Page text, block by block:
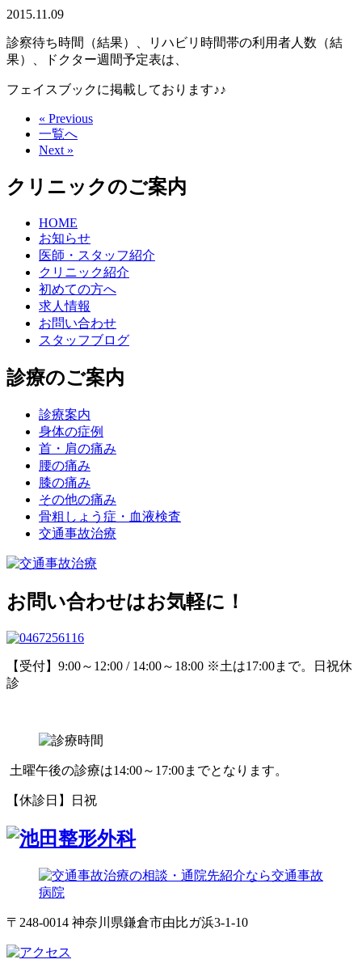
2015.11.09
診察待ち時間（結果）、リハビリ時間帯の利用者人数（結
果）、ドクター週間予定表は、
フェイスブックに掲載しております♪♪
« Previous
一覧へ
Next »
クリニックのご案内
HOME
お知らせ
医師・スタッフ紹介
クリニック紹介
初めての方へ
求人情報
お問い合わせ
スタッフブログ
診療のご案内
診療案内
身体の症例
首・肩の痛み
腰の痛み
膝の痛み
その他の痛み
骨粗しょう症・血液検査
交通事故治療
お問い合わせはお気軽に！
【受付】9:00～12:00 / 14:00～18:00 ※土は17:00まで。日祝休
診
土曜午後の診療は14:00～17:00までとなります。
【休診日】日祝
〒248-0014 神奈川県鎌倉市由比ガ浜3-1-10